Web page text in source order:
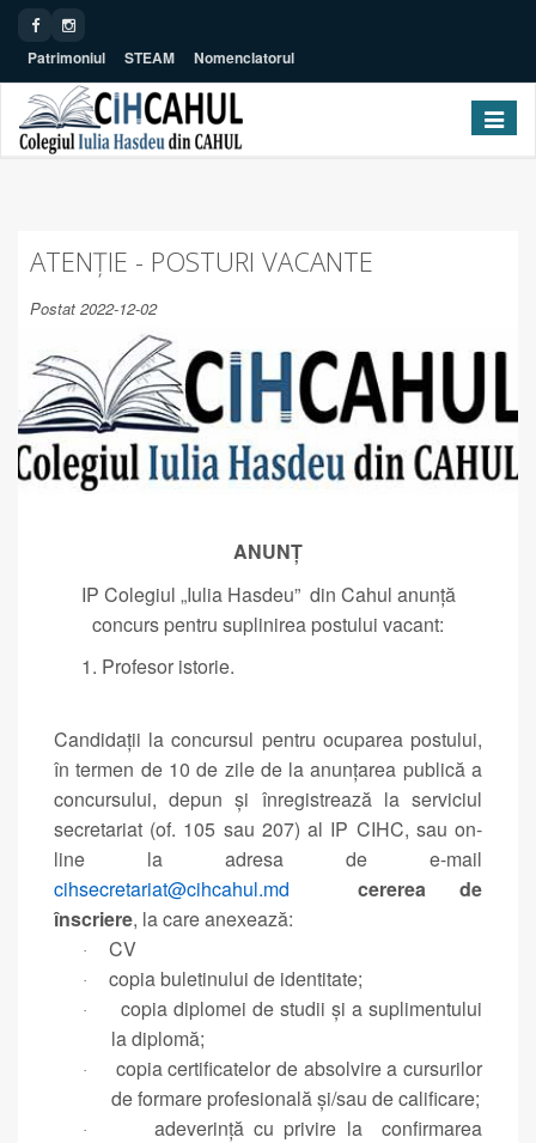
Patrimoniul STEAM Nomenclatorul
Toggle
ATENȚIE - POSTURI VACANTE
Postat 2022-12-02
ANUNȚ
IP Colegiul „Iulia Hasdeu” din Cahul anunță
concurs pentru suplinirea postului vacant:
Profesor istorie.
Candidaţii la concursul pentru ocuparea postului,
în termen de 10 de zile de la anunţarea publică a
concursului, depun şi înregistrează la serviciul
secretariat (of. 105 sau 207) al IP CIHC, sau on-
line la adresa de e-mail
cihsecretariat@cihcahul.md
cererea de
înscriere, la care anexează:
· CV
· copia buletinului de identitate;
·
copia diplomei de studii şi a suplimentului
la diplomă;
·
copia certificatelor de absolvire a cursurilor
de formare profesională şi/sau de calificare;
·
adeverință cu privire la confirmarea